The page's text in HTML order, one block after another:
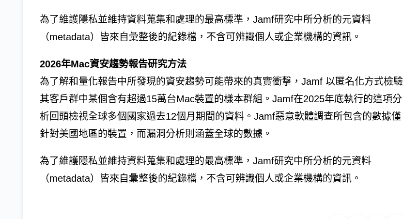
為了維護隱私並維持資料蒐集和處理的最高標準，Jamf研究中所分析的元資料
（metadata）皆來自彙整後的紀錄檔，不含可辨識個人或企業機構的資訊。
2026年Mac資安趨勢報告研究方法
為了解和量化報告中所發現的資安趨勢可能帶來的真實衝擊，Jamf 以匿名化方式檢驗
其客戶群中某個含有超過15萬台Mac裝置的樣本群組。Jamf在2025年底執行的這項分
析回頭檢視全球多個國家過去12個月期間的資料。Jamf惡意軟體調查所包含的數據僅
針對美國地區的裝置，而漏洞分析則涵蓋全球的數據。
為了維護隱私並維持資料蒐集和處理的最高標準，Jamf研究中所分析的元資料
（metadata）皆來自彙整後的紀錄檔，不含可辨識個人或企業機構的資訊。